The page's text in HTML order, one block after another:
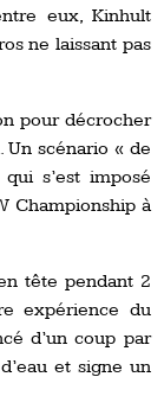
eux, Kinhult
ne laissant pas
pour décrocher
scénario « de
s’est imposé
Championship à
tête pendant 2
expérience du
d’un coup par
et signe un